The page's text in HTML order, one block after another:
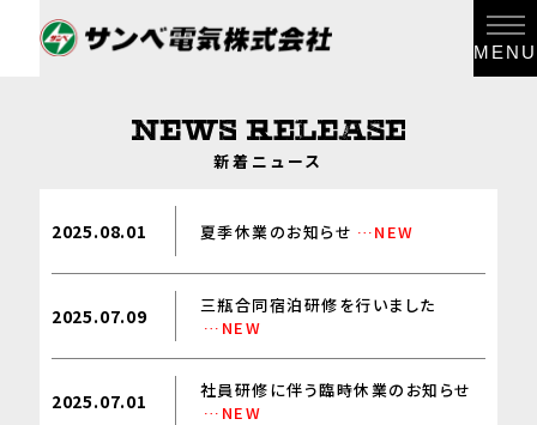
MENU
新着ニュース
2025.08.01 夏季休業のお知らせ …NEW
2025.07.09
三瓶合同宿泊研修を行いました
…NEW
2025.07.01
社員研修に伴う臨時休業のお知らせ
…NEW